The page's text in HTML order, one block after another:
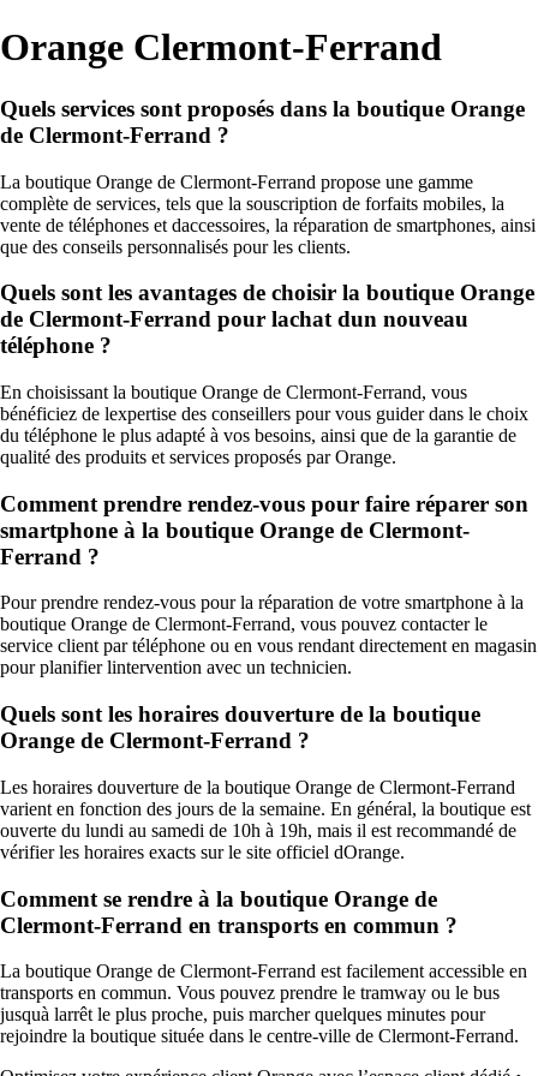
Orange Clermont-Ferrand
Quels services sont proposés dans la boutique Orange
de Clermont-Ferrand ?
La boutique Orange de Clermont-Ferrand propose une gamme
complète de services, tels que la souscription de forfaits mobiles, la
vente de téléphones et daccessoires, la réparation de smartphones, ainsi
que des conseils personnalisés pour les clients.
Quels sont les avantages de choisir la boutique Orange
de Clermont-Ferrand pour lachat dun nouveau
téléphone ?
En choisissant la boutique Orange de Clermont-Ferrand, vous
bénéficiez de lexpertise des conseillers pour vous guider dans le choix
du téléphone le plus adapté à vos besoins, ainsi que de la garantie de
qualité des produits et services proposés par Orange.
Comment prendre rendez-vous pour faire réparer son
smartphone à la boutique Orange de Clermont-
Ferrand ?
Pour prendre rendez-vous pour la réparation de votre smartphone à la
boutique Orange de Clermont-Ferrand, vous pouvez contacter le
service client par téléphone ou en vous rendant directement en magasin
pour planifier lintervention avec un technicien.
Quels sont les horaires douverture de la boutique
Orange de Clermont-Ferrand ?
Les horaires douverture de la boutique Orange de Clermont-Ferrand
varient en fonction des jours de la semaine. En général, la boutique est
ouverte du lundi au samedi de 10h à 19h, mais il est recommandé de
vérifier les horaires exacts sur le site officiel dOrange.
Comment se rendre à la boutique Orange de
Clermont-Ferrand en transports en commun ?
La boutique Orange de Clermont-Ferrand est facilement accessible en
transports en commun. Vous pouvez prendre le tramway ou le bus
jusquà larrêt le plus proche, puis marcher quelques minutes pour
rejoindre la boutique située dans le centre-ville de Clermont-Ferrand.